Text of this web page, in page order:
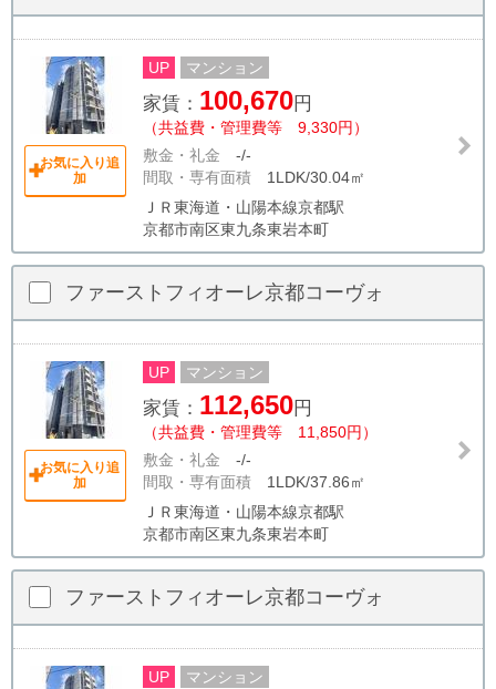
お気に入り追
加
UP マンション
家賃： 100,670円
（共益費・管理費等 9,330円）
敷金・礼金 -/-
間取・専有面積 1LDK/30.04㎡
ＪＲ東海道・山陽本線京都駅
京都市南区東九条東岩本町
ファーストフィオーレ京都コーヴォ
お気に入り追
加
UP マンション
家賃： 112,650円
（共益費・管理費等 11,850円）
敷金・礼金 -/-
間取・専有面積 1LDK/37.86㎡
ＪＲ東海道・山陽本線京都駅
京都市南区東九条東岩本町
ファーストフィオーレ京都コーヴォ
UP マンション